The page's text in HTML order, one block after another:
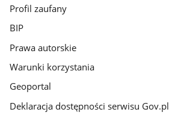
Profil zaufany
BIP
Prawa autorskie
Warunki korzystania
Geoportal
Deklaracja dostępności serwisu Gov.pl